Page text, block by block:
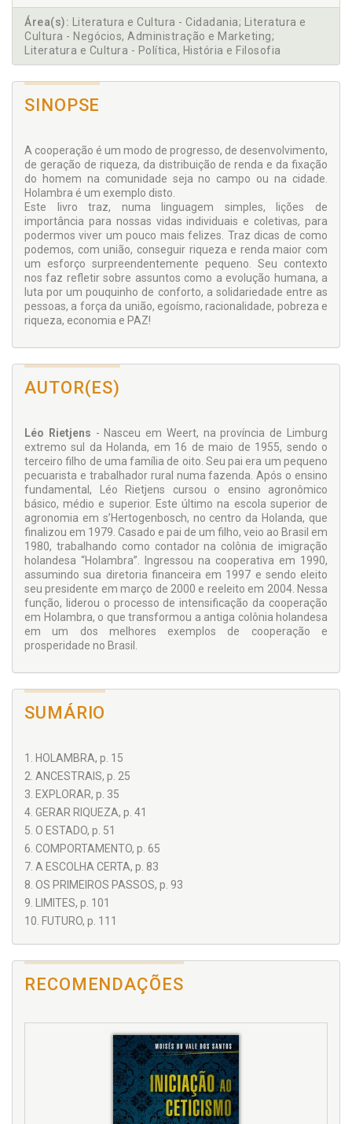
Área(s): Literatura e Cultura - Cidadania; Literatura e
Cultura - Negócios, Administração e Marketing;
Literatura e Cultura - Política, História e Filosofia
SINOPSE
A cooperação é um modo de progresso, de desenvolvimento,
de geração de riqueza, da distribuição de renda e da fixação
do homem na comunidade seja no campo ou na cidade.
Holambra é um exemplo disto.
Este livro traz, numa linguagem simples, lições de
importância para nossas vidas individuais e coletivas, para
podermos viver um pouco mais felizes. Traz dicas de como
podemos, com união, conseguir riqueza e renda maior com
um esforço surpreendentemente pequeno. Seu contexto
nos faz refletir sobre assuntos como a evolução humana, a
luta por um pouquinho de conforto, a solidariedade entre as
pessoas, a força da união, egoísmo, racionalidade, pobreza e
riqueza, economia e PAZ!
AUTOR(ES)
Léo Rietjens - Nasceu em Weert, na província de Limburg
extremo sul da Holanda, em 16 de maio de 1955, sendo o
terceiro filho de uma família de oito. Seu pai era um pequeno
pecuarista e trabalhador rural numa fazenda. Após o ensino
fundamental, Léo Rietjens cursou o ensino agronômico
básico, médio e superior. Este último na escola superior de
agronomia em s’Hertogenbosch, no centro da Holanda, que
finalizou em 1979. Casado e pai de um filho, veio ao Brasil em
1980, trabalhando como contador na colônia de imigração
holandesa “Holambra”. Ingressou na cooperativa em 1990,
assumindo sua diretoria financeira em 1997 e sendo eleito
seu presidente em março de 2000 e reeleito em 2004. Nessa
função, liderou o processo de intensificação da cooperação
em Holambra, o que transformou a antiga colônia holandesa
em um dos melhores exemplos de cooperação e
prosperidade no Brasil.
SUMÁRIO
1. HOLAMBRA, p. 15
2. ANCESTRAIS, p. 25
3. EXPLORAR, p. 35
4. GERAR RIQUEZA, p. 41
5. O ESTADO, p. 51
6. COMPORTAMENTO, p. 65
7. A ESCOLHA CERTA, p. 83
8. OS PRIMEIROS PASSOS, p. 93
9. LIMITES, p. 101
10. FUTURO, p. 111
RECOMENDAÇÕES